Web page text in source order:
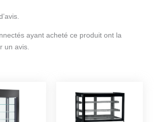
ayant acheté ce produit ont la
un avis.